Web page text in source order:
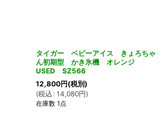
タイガー ベビーアイス きょろちゃ
ん初期型 かき氷機 オレンジ
USED SZ566
12,800円(税別)
(税込 : 14,080円)
在庫数 1点